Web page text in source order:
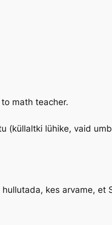
math teacher.
(küllaltki lühike, vaid
kes arvame, et